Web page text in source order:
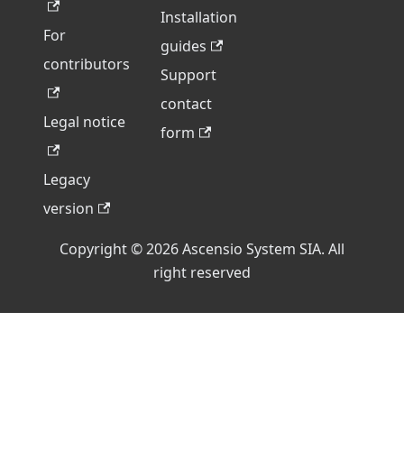
For
contributors
Legal notice
Legacy
version
Installation
guides
Support
contact
form
Copyright © 2026 Ascensio System SIA. All
right reserved